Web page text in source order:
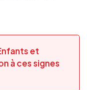
et
à ces signes